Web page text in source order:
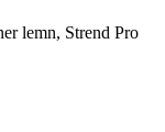
lemn, Strend Pro